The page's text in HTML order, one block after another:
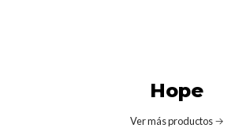
Hope
Ver más productos